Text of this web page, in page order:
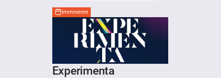
Imminente
Experimenta